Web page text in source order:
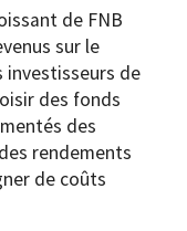
de FNB
sur le
investisseurs de
des fonds
des
rendements
de coûts